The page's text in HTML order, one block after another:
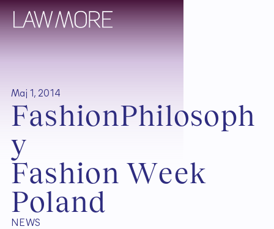
Maj 1, 2014
FashionPhilosoph
y
Fashion Week
Poland
NEWS